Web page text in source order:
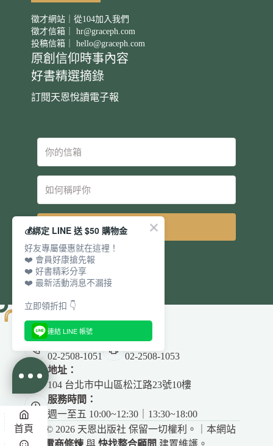
徵才網站｜從104加入我們
徵才信箱｜ hr@graceph.com
投稿信箱｜ hello@graceph.com
原創信仰時事內容
好書精選摘錄
訂閱天恩悅讀電子報
立即訂閱
電話：
02-2508-1051
傳真：
02-2508-1053
地址：
104 台北市中山區松江路23號10樓
服務時間：
週一至五 10:00~12:30｜13:30~18:00
Copyright © 2026 天恩出版社 保留一切權利。｜本網站
電商修煉 與快找整合顧問 建置維護。
首頁
💰綁定 LINE 送 $50 購物金
好友專屬優惠就在這裡！
❤️ 會員好康搶先報
❤️ 好書精彩分享
❤️ 最新活動消息不漏接
立即領折扣 👇
連結 LINE 帳號